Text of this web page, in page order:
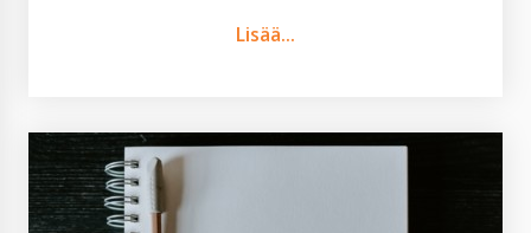
Lisää...